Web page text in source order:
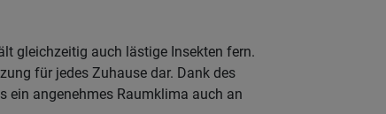
gleichzeitig auch lästige Insekten fern.
für jedes Zuhause dar. Dank des
ein angenehmes Raumklima auch an